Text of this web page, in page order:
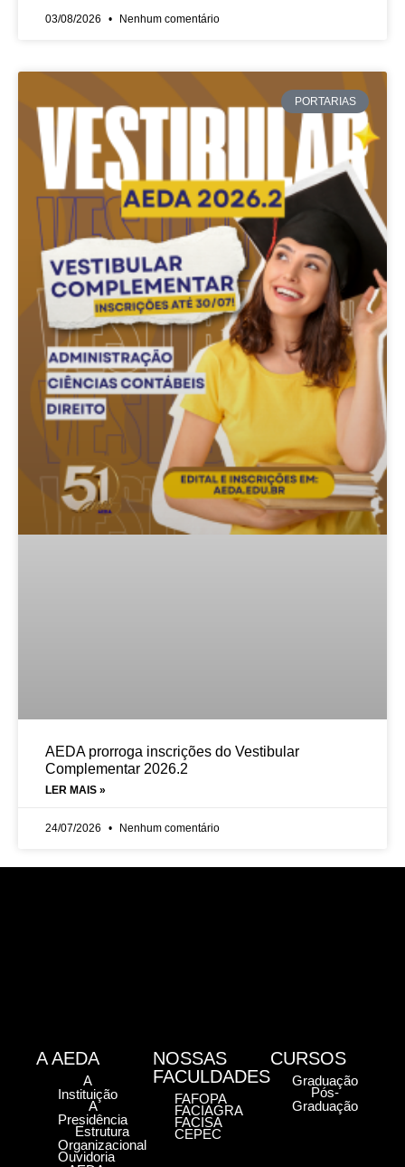
03/08/2026 Nenhum comentário
PORTARIAS
AEDA prorroga inscrições do Vestibular
Complementar 2026.2
LER MAIS »
24/07/2026 Nenhum comentário
A AEDA
A
Instituição
A
Presidência
Estrutura
Organizacional
Ouvidoria
NOSSAS
FACULDADES
FAFOPA
FACIAGRA
FACISA
CEPEC
CURSOS
Graduação
Pós-
Graduação